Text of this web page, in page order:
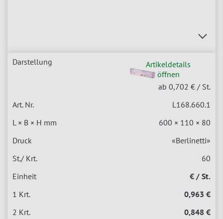
Artikeldetails
öffnen
ab 0,702 € / St.
L168.660.1
600 × 110 × 80
«Berlinetti»
60
€ / St.
0,963 €
0,848 €